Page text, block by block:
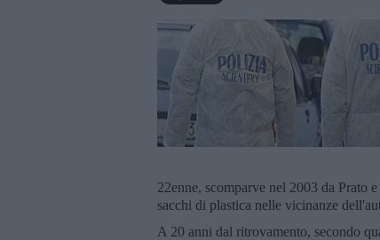
22enne, scomparve nel 2003 da
sacchi di plastica nelle vicinanze
A 20 anni dal ritrovamento, secondo